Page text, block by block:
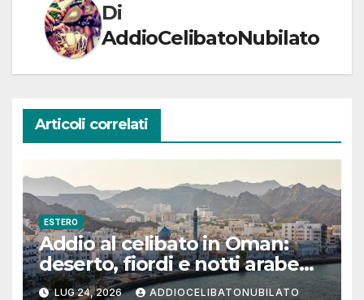
Di
AddioCelibatoNubilato
Articoli correlati
ESTERO
Addio al celibato in Oman:
deserto, fiordi e notti arabe
tra Muscat e Musandam
LUG 24, 2026 ADDIOCELIBATONUBILATO